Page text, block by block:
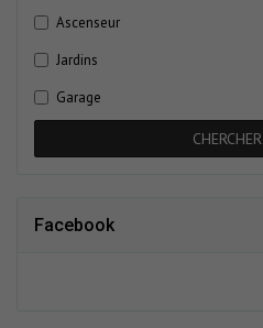
Ascenseur
Jardins
Garage
CHERCHER
Facebook